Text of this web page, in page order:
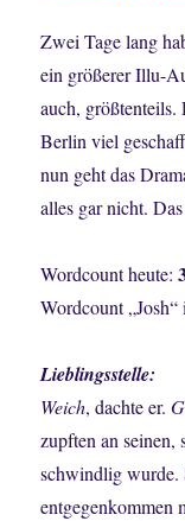
Zwei Tage lang
ein größerer Illu-
auch,
Berlin viel
nun geht das
alles gar nicht.
Wordcount heute:
Wordcount
Lieblingsstelle:
Weich, dachte er.
zupften an seinen,
schwindlig wurde.
entgegenkommen